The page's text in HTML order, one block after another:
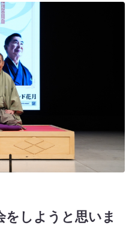
をしようと思いま